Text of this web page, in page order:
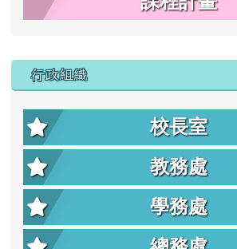
行政組織
校長室
教務處
學務處